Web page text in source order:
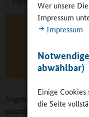
Wer unsere
Impressum
Impressum
abwählbar)
Einige
die Seite
Angebotsstrukturen in
ganztägige